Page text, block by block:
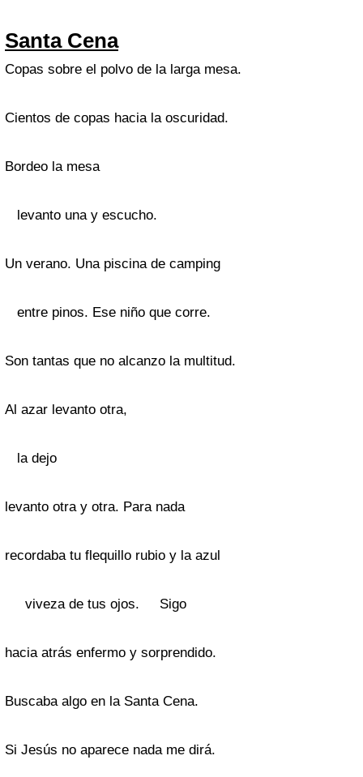
Santa Cena
Copas sobre el polvo de la larga mesa.
Cientos de copas hacia la oscuridad.
Bordeo la mesa
levanto una y escucho.
Un verano. Una piscina de camping
entre pinos. Ese niño que corre.
Son tantas que no alcanzo la multitud.
Al azar levanto otra,
la dejo
levanto otra y otra. Para nada
recordaba tu flequillo rubio y la azul
viveza de tus ojos. Sigo
hacia atrás enfermo y sorprendido.
Buscaba algo en la Santa Cena.
Si Jesús no aparece nada me dirá.